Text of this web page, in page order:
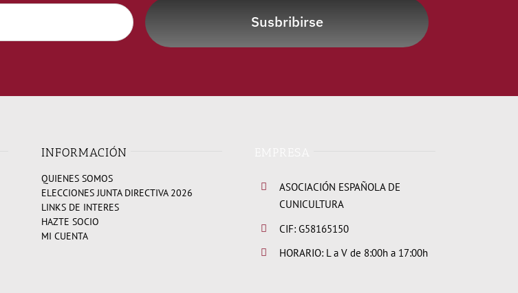
Susbribirse
INFORMACIÓN
QUIENES SOMOS
ELECCIONES JUNTA DIRECTIVA 2026
LINKS DE INTERES
HAZTE SOCIO
MI CUENTA
ASOCIACIÓN ESPAÑOLA DE
CUNICULTURA
CIF: G58165150
HORARIO: L a V de 8:00h a 17:00h